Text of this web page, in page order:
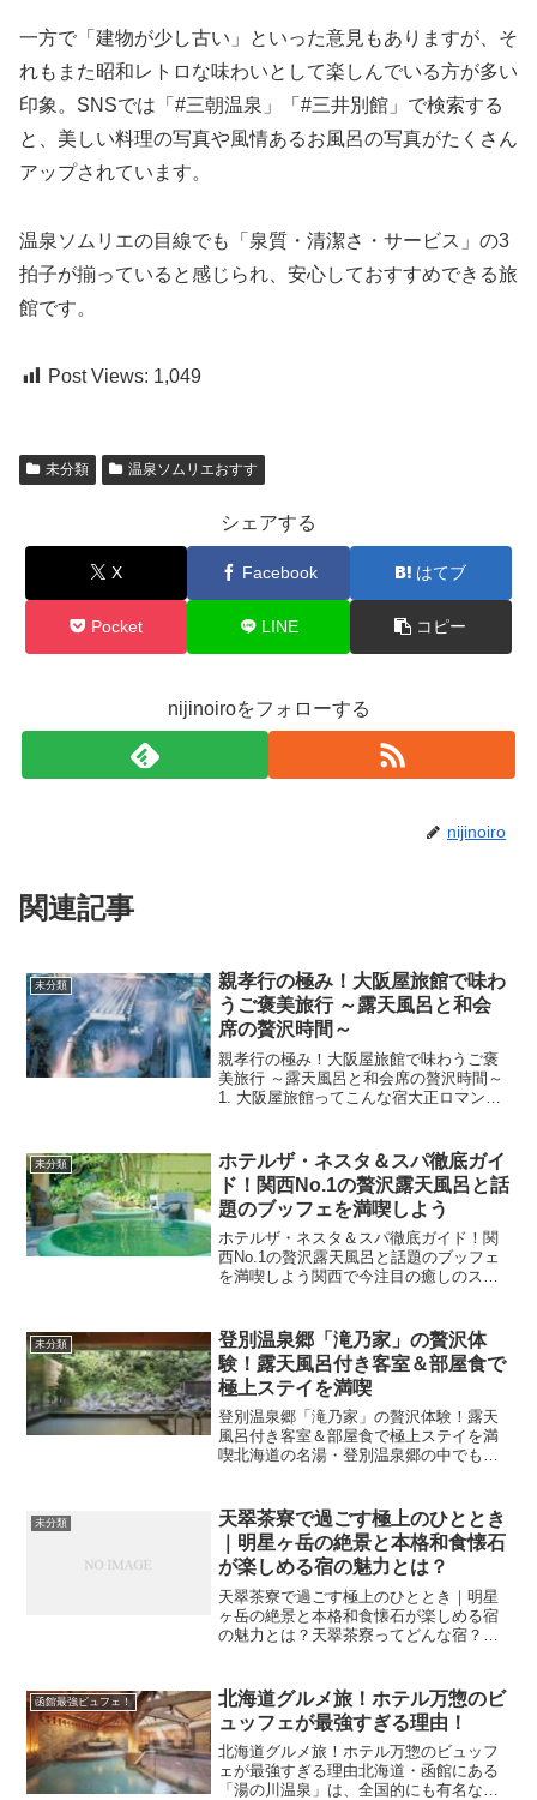
一方で「建物が少し古い」といった意見もありますが、そ
れもまた昭和レトロな味わいとして楽しんでいる方が多い
印象。SNSでは「#三朝温泉」「#三井別館」で検索する
と、美しい料理の写真や風情あるお風呂の写真がたくさん
アップされています。
温泉ソムリエの目線でも「泉質・清潔さ・サービス」の3
拍子が揃っていると感じられ、安心しておすすめできる旅
館です。
Post Views: 1,049
未分類 温泉ソムリエおすす
シェアする
X Facebook はてブ
Pocket LINE コピー
nijinoiroをフォローする
nijinoiro
関連記事
未分類
親孝行の極み！大阪屋旅館で味わ
うご褒美旅行 ～露天風呂と和会
席の贅沢時間～
親孝行の極み！大阪屋旅館で味わうご褒
美旅行 ～露天風呂と和会席の贅沢時間～
1. 大阪屋旅館ってこんな宿大正ロマン薫
に取り入れた趣ある建物が魅力です。畳
の香りと格子窓越し...
未分類
ホテルザ・ネスタ＆スパ徹底ガイ
ド！関西No.1の贅沢露天風呂と話
題のブッフェを満喫しよう
ホテルザ・ネスタ＆スパ徹底ガイド！関
西No.1の贅沢露天風呂と話題のブッフェ
を満喫しよう関西で今注目の癒しのスポ
戸」内に位置し、日帰りでも宿泊でも楽
しめる総合リゾート施設...
未分類
登別温泉郷「滝乃家」の贅沢体
験！露天風呂付き客室＆部屋食で
極上ステイを満喫
登別温泉郷「滝乃家」の贅沢体験！露天
風呂付き客室＆部屋食で極上ステイを満
喫北海道の名湯・登別温泉郷の中でも、
宅のようにくつろげる露天風呂付き客室
と、旬の食材が織りなす部...
未分類
天翠茶寮で過ごす極上のひととき
｜明星ヶ岳の絶景と本格和食懐石
が楽しめる宿の魅力とは？
天翠茶寮で過ごす極上のひととき｜明星
ヶ岳の絶景と本格和食懐石が楽しめる宿
の魅力とは？天翠茶寮ってどんな宿？箱
まさに“大人の隠れ家”。明星ヶ岳の雄大な
景色が目の前に広がり...
函館最強ビュフェ！
北海道グルメ旅！ホテル万惣のビ
ュッフェが最強すぎる理由！
北海道グルメ旅！ホテル万惣のビュッフ
ェが最強すぎる理由北海道・函館にある
「湯の川温泉」は、全国的にも有名な温